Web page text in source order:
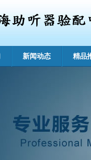
新闻动态 精品